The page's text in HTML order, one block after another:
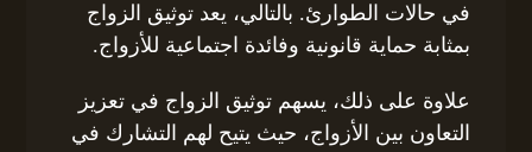
في حالات الطوارئ. بالتالي، يعد توثيق الزواج
بمثابة حماية قانونية وفائدة اجتماعية للأزواج.
علاوة على ذلك، يسهم توثيق الزواج في تعزيز
التعاون بين الأزواج، حيث يتيح لهم التشارك في